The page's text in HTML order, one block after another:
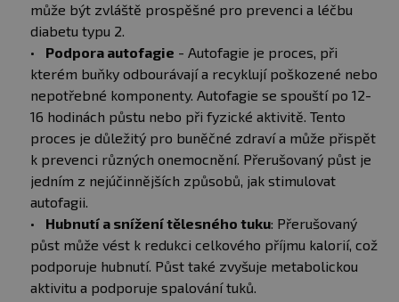
může být zvláště prospěšné pro prevenci a léčbu
diabetu typu 2.
Podpora autofagie - Autofagie je proces, při
kterém buňky odbourávají a recyklují poškozené nebo
nepotřebné komponenty. Autofagie se spouští po 12-
16 hodinách půstu nebo při fyzické aktivitě. Tento
proces je důležitý pro buněčné zdraví a může přispět
k prevenci různých onemocnění. Přerušovaný půst je
jedním z nejúčinnějších způsobů, jak stimulovat
autofagii.
Hubnutí a snížení tělesného tuku: Přerušovaný
půst může vést k redukci celkového příjmu kalorií, což
podporuje hubnutí. Půst také zvyšuje metabolickou
aktivitu a podporuje spalování tuků.